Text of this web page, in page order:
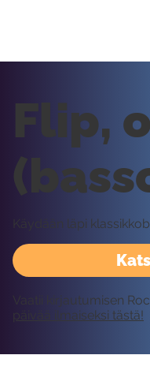
Flip,
Käydään läpi
Vaatii kirjautumisen
päivää ilmaiseksi tästä!